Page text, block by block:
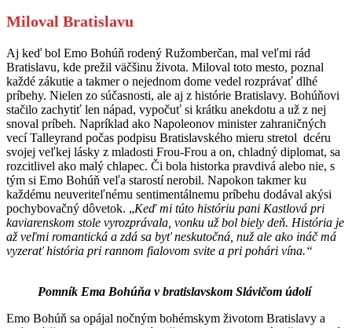
Miloval Bratislavu
Aj keď bol Emo Bohúň rodený Ružomberčan, mal veľmi rád
Bratislavu, kde prežil väčšinu života. Miloval toto mesto, poznal
každé zákutie a takmer o nejednom dome vedel rozprávať dlhé
príbehy. Nielen zo súčasnosti, ale aj z histórie Bratislavy. Bohúňovi
stačilo zachytiť len nápad, vypočuť si krátku anekdotu a už z nej
snoval príbeh. Napríklad ako Napoleonov minister zahraničných
vecí Talleyrand počas podpisu Bratislavského mieru stretol dcéru
svojej veľkej lásky z mladosti Frou-Frou a on, chladný diplomat, sa
rozcitlivel ako malý chlapec. Či bola historka pravdivá alebo nie, s
tým si Emo Bohúň veľa starostí nerobil. Napokon takmer ku
každému neuveriteľnému sentimentálnemu príbehu dodával akýsi
pochybovačný dôvetok. „Keď mi túto históriu pani Kastlová pri
kaviarenskom stole vyrozprávala, vonku už bol biely deň. História je
až veľmi romantická a zdá sa byť neskutočná, nuž ale ako ináč má
vyzerať história pri rannom fialovom svite a pri pohári vína.“
Pomník Ema Bohúňa v bratislavskom Slávičom údolí
Emo Bohúň sa opájal nočným bohémskym životom Bratislavy a